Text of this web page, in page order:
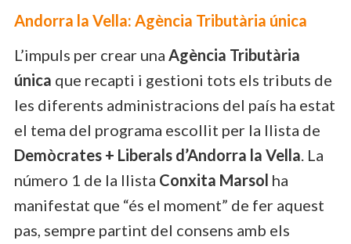
Andorra la Vella: Agència Tributària única
L’impuls per crear una Agència Tributària
única que recapti i gestioni tots els tributs de
les diferents administracions del país ha estat
el tema del programa escollit per la llista de
Demòcrates + Liberals d’Andorra la Vella. La
número 1 de la llista Conxita Marsol ha
manifestat que “és el moment” de fer aquest
pas, sempre partint del consens amb els